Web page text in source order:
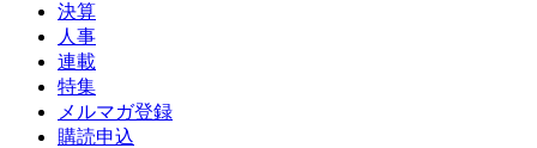
決算
人事
連載
特集
メルマガ登録
購読申込